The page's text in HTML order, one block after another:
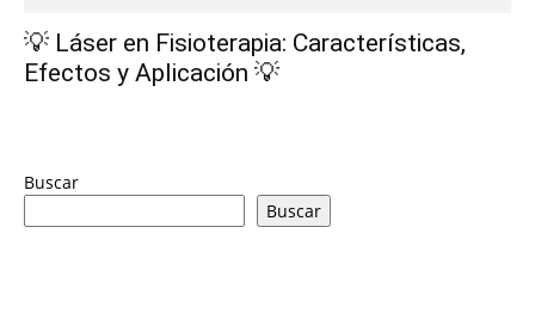
💡 Láser en Fisioterapia: Características,
Efectos y Aplicación 💡
Buscar
Buscar